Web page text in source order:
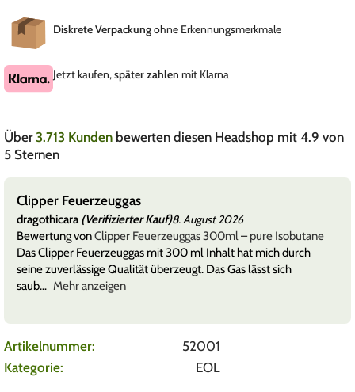
Diskrete Verpackungohne Erkennungsmerkmale
Jetzt kaufen,später zahlen mit Klarna
Über3.713 Kunden bewerten diesen Headshop mit 4.9 von
5 Sternen
Clipper Feuerzeuggas
dragothicara(Verifizierter Kauf)8. August 2026
Bewertung vonClipper Feuerzeuggas 300ml – pure Isobutane
Das Clipper Feuerzeuggas mit 300 ml Inhalt hat mich durch
seine zuverlässige Qualität überzeugt. Das Gas lässt sich
saub
Mehr anzeigen
Artikelnummer:
52001
Kategorie:
EOL